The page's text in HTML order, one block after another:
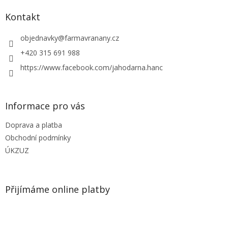
Kontakt
objednavky@farmavranany.cz
+420 315 691 988
https://www.facebook.com/jahodarna.hanc
Informace pro vás
Doprava a platba
Obchodní podmínky
ÚKZUZ
Přijímáme online platby